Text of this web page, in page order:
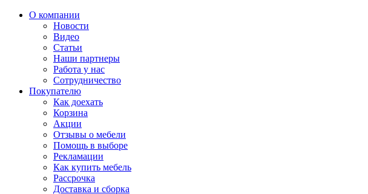
О компании
Новости
Видео
Статьи
Наши партнеры
Работа у нас
Сотрудничество
Покупателю
Как доехать
Корзина
Акции
Отзывы о мебели
Помощь в выборе
Рекламации
Как купить мебель
Рассрочка
Доставка и сборка